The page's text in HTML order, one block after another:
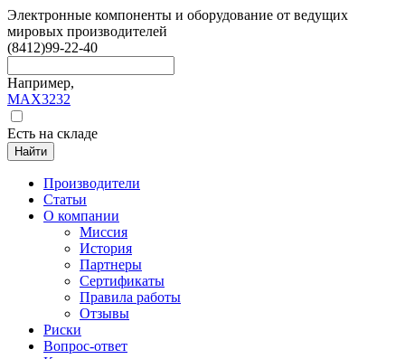
Электронные компоненты и оборудование от ведущих
мировых производителей
(8412)99-22-40
Например,
MAX3232
Есть на складе
Найти
Производители
Статьи
О компании
Миссия
История
Партнеры
Сертификаты
Правила работы
Отзывы
Риски
Вопрос-ответ